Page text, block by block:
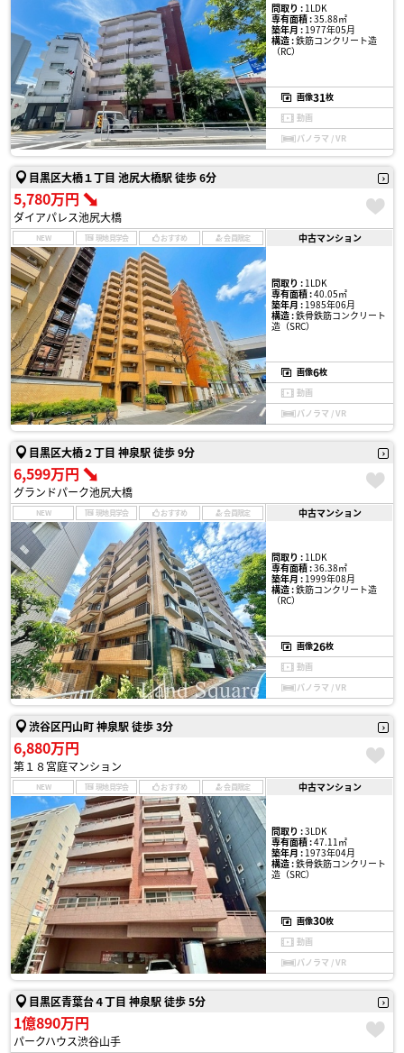
間取り :1LDK
専有面積 :35.88㎡
築年月 :1977年05月
構造 :鉄筋コンクリート造
（RC）
画像31枚
動画
パノラマ / VR
目黒区大橋１丁目 池尻大橋駅 徒歩 6分
5,780万円
ダイアパレス池尻大橋
NEW 現地見学会 おすすめ 会員限定 中古マンション
間取り :1LDK
専有面積 :40.05㎡
築年月 :1985年06月
構造 :鉄骨鉄筋コンクリート
造（SRC）
画像6枚
動画
パノラマ / VR
目黒区大橋２丁目 神泉駅 徒歩 9分
6,599万円
グランドパーク池尻大橋
NEW 現地見学会 おすすめ 会員限定 中古マンション
間取り :1LDK
専有面積 :36.38㎡
築年月 :1999年08月
構造 :鉄筋コンクリート造
（RC）
画像26枚
動画
パノラマ / VR
渋谷区円山町 神泉駅 徒歩 3分
6,880万円
第１８宮庭マンション
NEW 現地見学会 おすすめ 会員限定 中古マンション
間取り :3LDK
専有面積 :47.11㎡
築年月 :1973年04月
構造 :鉄骨鉄筋コンクリート
造（SRC）
画像30枚
動画
パノラマ / VR
目黒区青葉台４丁目 神泉駅 徒歩 5分
1億890万円
パークハウス渋谷山手